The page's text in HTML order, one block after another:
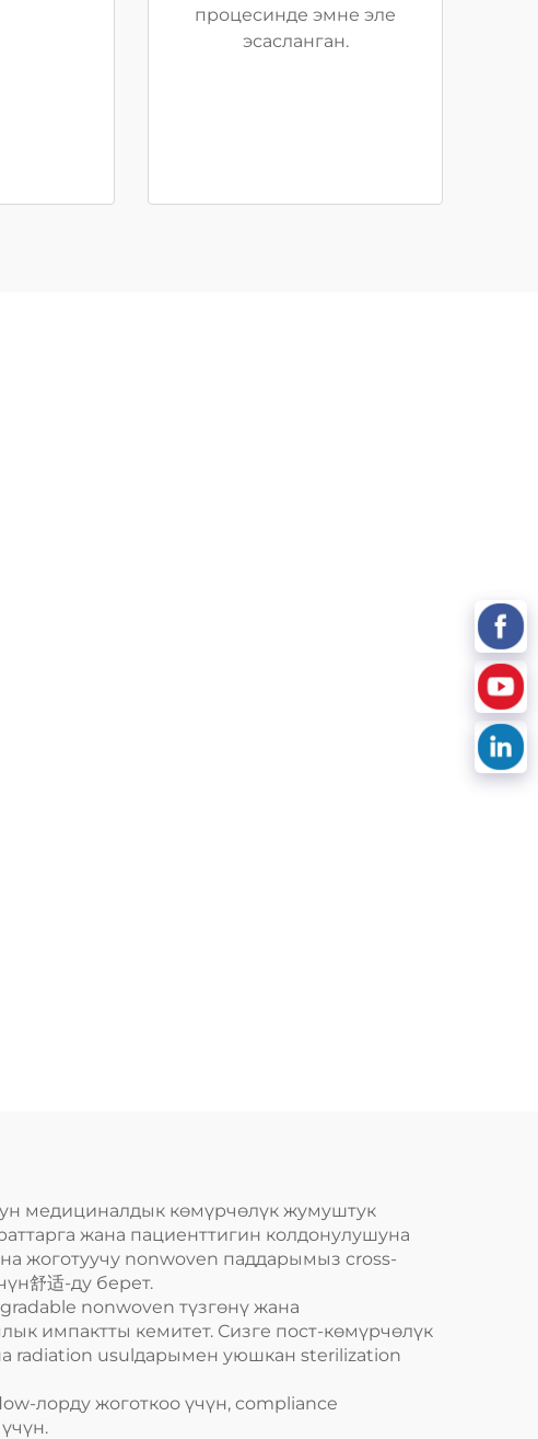
процесинде эмне эле
эсасланган.
медициналдык көмүрчөлүк жумуштук
жана пациенттигин колдонулушуна
жоготуучу nonwoven паддарымыз cross-
舒适-ду берет.
nonwoven түзгөнү жана
импактты кемитет. Сизге пост-көмүрчөлүк
radiation usulдарымен уюшкан sterilization
лорду жоготкоо үчүн, compliance